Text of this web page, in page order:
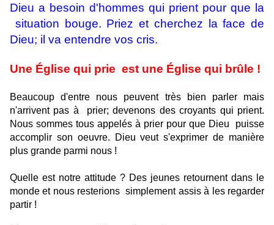
Dieu a besoin d'hommes qui prient pour que la
situation bouge. Priez et cherchez la face de
Dieu; il va entendre vos cris.
Une Église qui prie est une Église qui brûle !
Beaucoup d'entre nous peuvent très bien parler mais
n'arrivent pas à
prier; devenons des croyants qui prient.
Nous sommes tous appelés à prier pour que Dieu
puisse
accomplir son oeuvre. Dieu veut s'exprimer de manière
plus grande parmi nous !
Quelle est notre attitude ? Des jeunes retournent dans le
monde et nous resterions simplement assis à les regarder
partir !